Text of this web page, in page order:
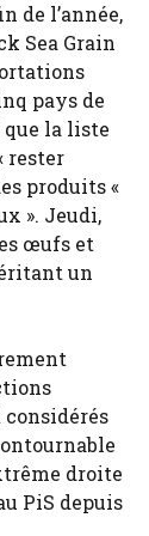
de l’année,
Sea Grain
pays de
la liste
rester
produits «
». Jeudi,
œufs et
un
droite
PiS depuis